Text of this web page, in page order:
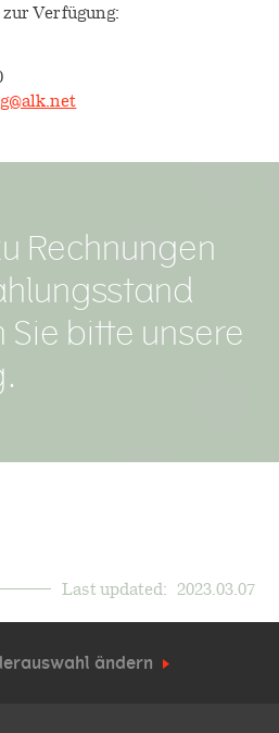
Verfügung:
Rechnungen
bitte unsere
Last updated: 2023.03.07
ändern